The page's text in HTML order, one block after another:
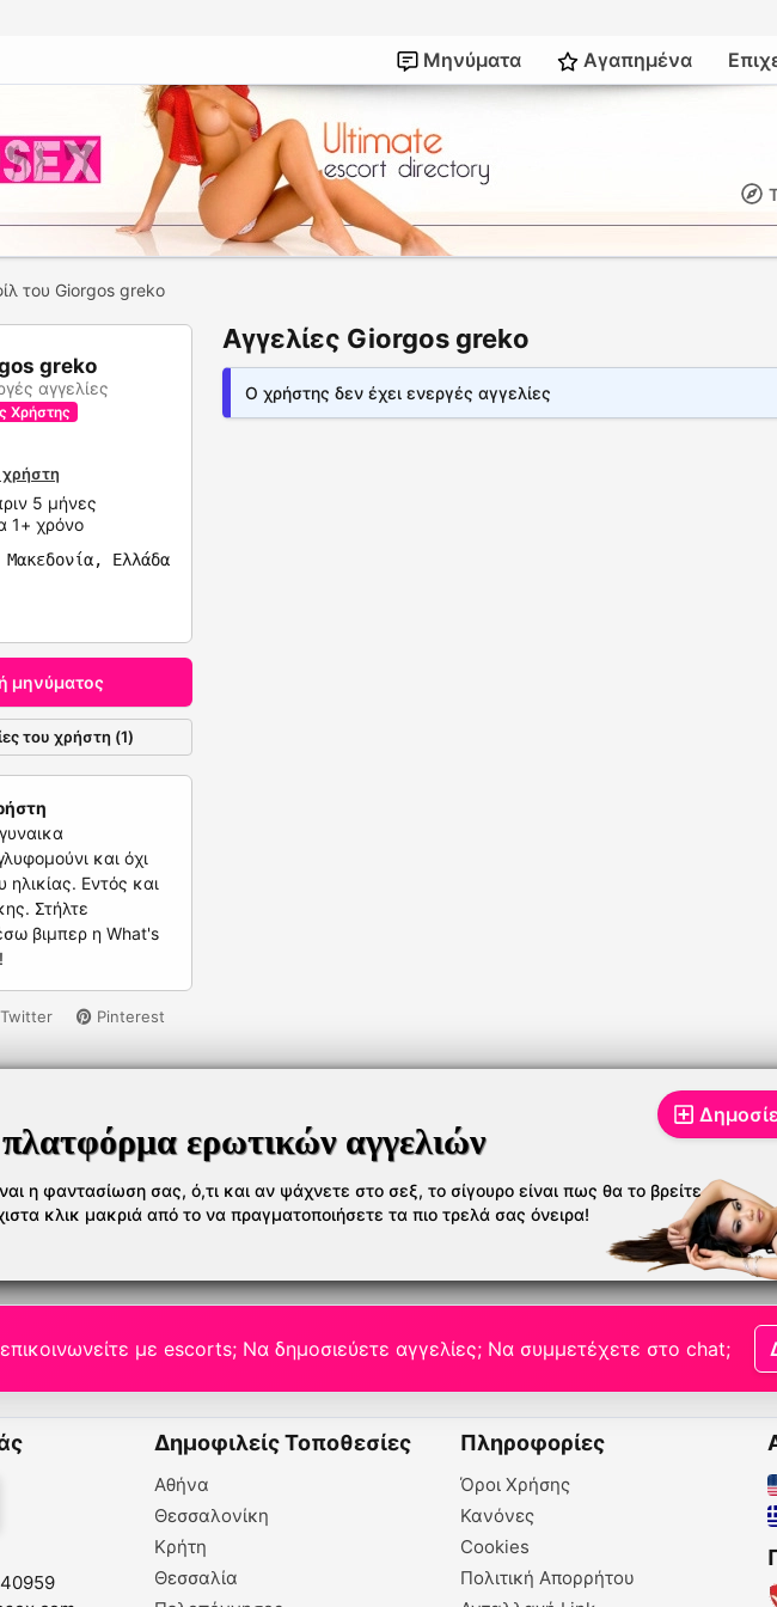
Μηνύματα Αγαπημένα
του Giorgos greko
greko
αγγελίες
Χρήστης
5 μήνες
1+ χρόνο
Μακεδονία, Ελλάδα
μηνύματος
του χρήστη (1)
και όχι
Εντός και
Στήλτε
βιμπερ η What's
Pinterest
Αγγελίες Giorgos greko
Ο χρήστης δεν έχει ενεργές αγγελίες
ερωτικών αγγελιών
η φαντασίωση σας, ό,τι και αν ψάχνετε στο σεξ, το σίγουρο είναι πως θα το βρείτε
κλικ μακριά από το να πραγματοποιήσετε τα πιο τρελά σας όνειρα!
με escorts; Να δημοσιεύετε αγγελίες; Να συμμετέχετε στο chat;
Δημοφιλείς Τοποθεσίες
Αθήνα
Θεσσαλονίκη
Κρήτη
Θεσσαλία
Πληροφορίες
Όροι Χρήσης
Κανόνες
Cookies
Πολιτική Απορρήτου